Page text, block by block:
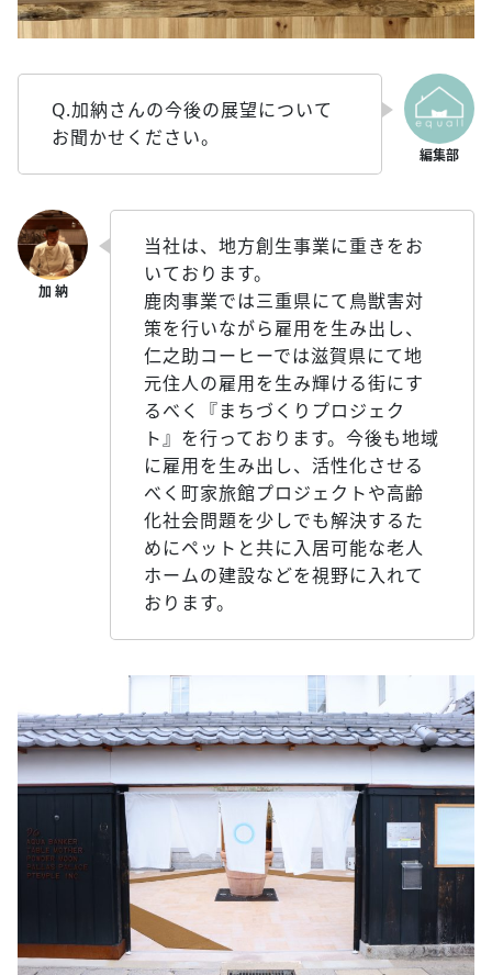
Q.加納さんの今後の展望について
お聞かせください。
当社は、地方創生事業に重きをお
いております。
鹿肉事業では三重県にて鳥獣害対
策を行いながら雇用を生み出し、
仁之助コーヒーでは滋賀県にて地
元住人の雇用を生み輝ける街にす
るべく『まちづくりプロジェク
ト』を行っております。今後も地域
に雇用を生み出し、活性化させる
べく町家旅館プロジェクトや高齢
化社会問題を少しでも解決するた
めにペットと共に入居可能な老人
ホームの建設などを視野に入れて
おります。